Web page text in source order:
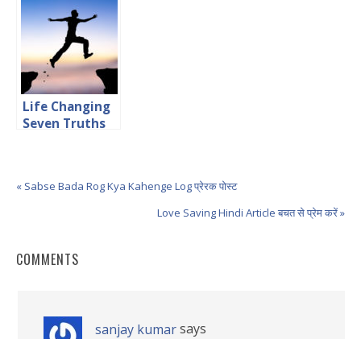
Life Changing
Seven Truths
« Sabse Bada Rog Kya Kahenge Log प्रेरक पोस्ट
Love Saving Hindi Article बचत से प्रेम करें »
COMMENTS
sanjay kumarsays